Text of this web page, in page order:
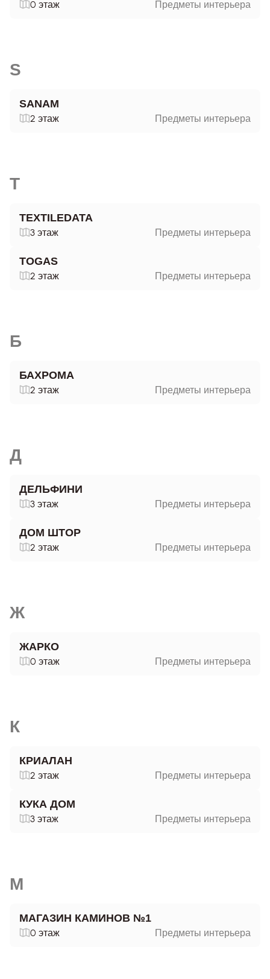
0 этаж Предметы интерьера
S
SANAM
2 этаж Предметы интерьера
T
TEXTILEDATA
3 этаж Предметы интерьера
TOGAS
2 этаж Предметы интерьера
Б
БАХРОМА
2 этаж Предметы интерьера
Д
ДЕЛЬФИНИ
3 этаж Предметы интерьера
ДОМ ШТОР
2 этаж Предметы интерьера
Ж
ЖАРКО
0 этаж Предметы интерьера
К
КРИАЛАН
2 этаж Предметы интерьера
КУКА ДОМ
3 этаж Предметы интерьера
М
МАГАЗИН КАМИНОВ №1
0 этаж Предметы интерьера